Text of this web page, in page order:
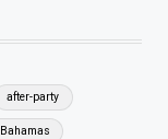
after-party
Bahamas